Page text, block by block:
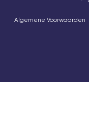
Algemene Voorwaarden